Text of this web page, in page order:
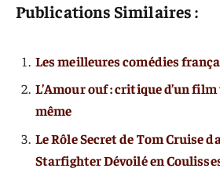
Publications Similaires :
Les meilleures comédies
L’Amour ouf : critique d’un
même
Le Rôle Secret de Tom Cruise
Starfighter Dévoilé en